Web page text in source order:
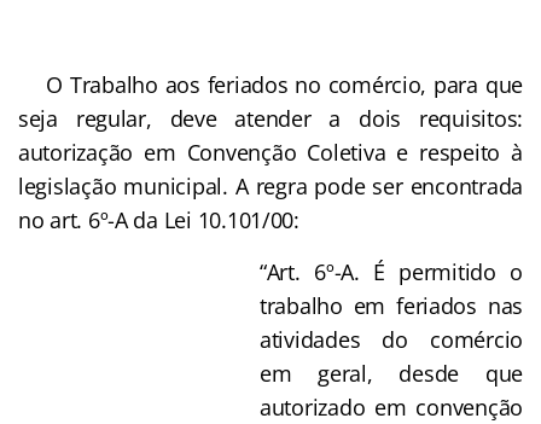
O Trabalho aos feriados no comércio, para que
seja regular, deve atender a dois requisitos:
autorização em Convenção Coletiva e respeito à
legislação municipal. A regra pode ser encontrada
no art. 6º-A da Lei 10.101/00:
“Art. 6º-A. É permitido o
trabalho em feriados nas
atividades do comércio
em geral, desde que
autorizado em convenção